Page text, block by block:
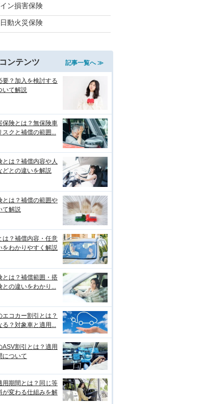
ン損害保険
動火災保険
ンテンツ 記事一覧へ ≫
要？加入を検討する
いて解説
保険とは？無保険車
スクと補償の範囲...
とは？補償内容や人
どとの違いを解説
とは？補償の範囲や
て解説
は？補償内容・任意
をわかりやすく解説
とは？補償範囲・搭
との違いをわかり...
エコカー割引とは？
る？対象車と適用...
ASV割引とは？適用
について
用期間とは？同じ等
が変わる仕組みを解